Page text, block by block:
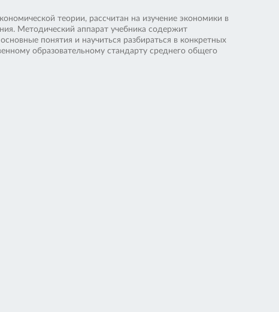
теории, рассчитан на изучение экономики в
Методический аппарат учебника содержит
понятия и научиться разбираться в конкретных
образовательному стандарту среднего общего